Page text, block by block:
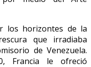
los horizontes de la
que irradiaba
de Venezuela.
Francia le ofreció